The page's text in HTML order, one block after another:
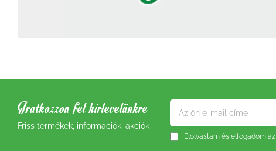
Iratkozzon fel hírlevelünkre
Friss termékek, információk, akciók
Elolvastam és elfogadom az